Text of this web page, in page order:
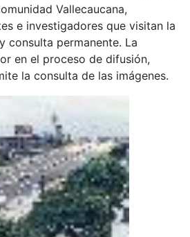
Vallecaucana,
e investigadores que visitan la
consulta permanente. La
en el proceso de difusión,
la consulta de las imágenes.